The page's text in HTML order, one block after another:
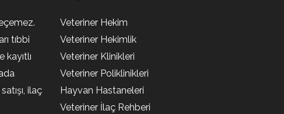
tıbbi
ilaç
Veteriner Hekim
Veteriner Hekimlik
Veteriner Klinikleri
Veteriner Poliklinikleri
Hayvan Hastaneleri
Veteriner İlaç Rehberi